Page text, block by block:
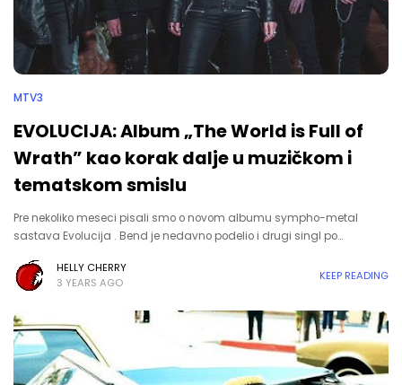
MTV3
EVOLUCIJA: Album „The World is Full of
Wrath” kao korak dalje u muzičkom i
tematskom smislu
Pre nekoliko meseci pisali smo o novom albumu sympho-metal
sastava Evolucija . Bend je nedavno podelio i drugi singl po…
HELLY CHERRY
3 YEARS AGO
KEEP READING